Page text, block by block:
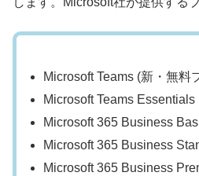
Microsoft Teams (新・無料
Microsoft Teams Essentials
Microsoft 365 Business
Microsoft 365 Business
Microsoft 365 Business